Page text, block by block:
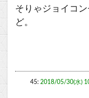
そりゃジョイコ
ど。
45: 2018/05/30(水)